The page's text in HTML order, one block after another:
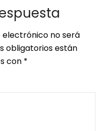
electrónico no será
obligatorios están
con *